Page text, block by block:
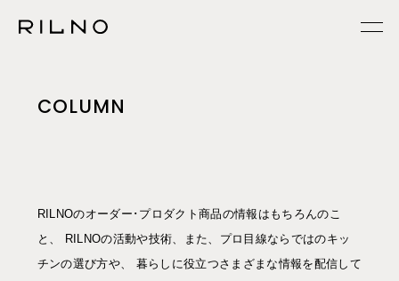
COLUMN
RILNOのオーダー･プロダクト商品の情報はもちろんのこ
と、 RILNOの活動や技術、また、プロ目線ならではのキッ
チンの選び方や、 暮らしに役立つさまざまな情報を配信して